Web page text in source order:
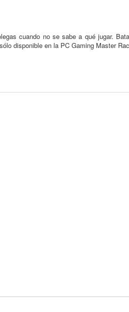
cuando no se sabe a qué jugar.
disponible en la PC Gaming Master